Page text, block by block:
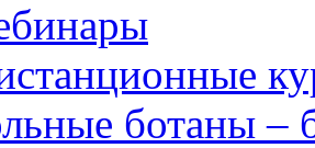
ботаны –